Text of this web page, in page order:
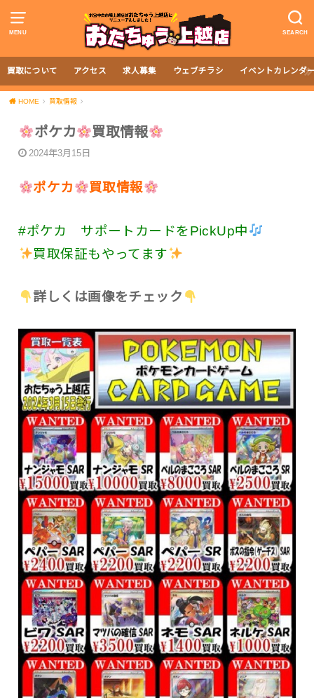
MENU SEARCH
買取について アクセス 求人募集 ウェブチラシ イベントカレンダ
HOME 買取情報
ポケカ 買取情報
2024年3月15日
ポケカ 買取情報
#ポケカ サポートカードをPickUp中
買取保証もやってます
詳しくは画像をチェック